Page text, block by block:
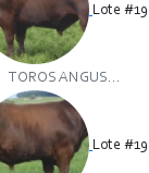
Lote #19
TOROS ANGUS...
Lote #19